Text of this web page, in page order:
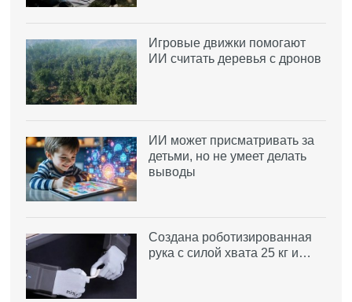
Игровые движки помогают
ИИ считать деревья с дронов
ИИ может присматривать за
детьми, но не умеет делать
выводы
Создана роботизированная
рука с силой хвата 25 кг и…